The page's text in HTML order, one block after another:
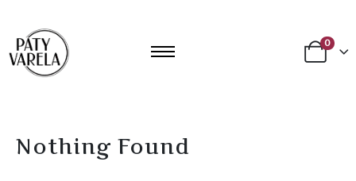
0
Nothing Found